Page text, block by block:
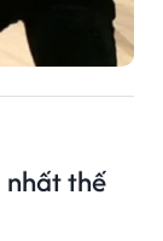
nhất thế